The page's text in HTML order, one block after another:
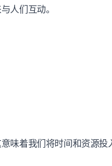
人们互动。
味着我们将时间和资源投